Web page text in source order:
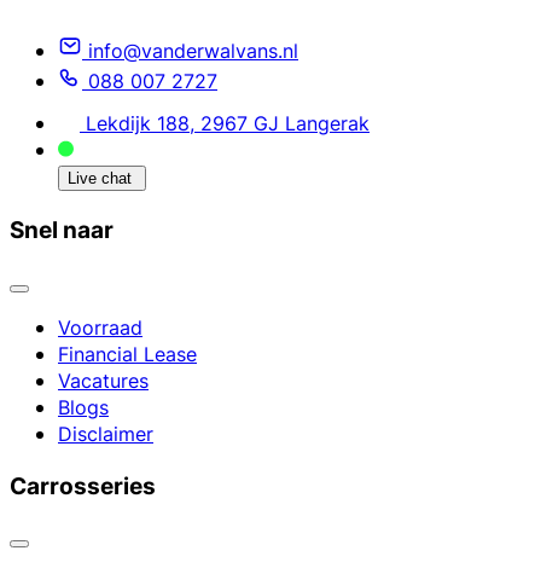
info@vanderwalvans.nl
088 007 2727
Lekdijk 188, 2967 GJ Langerak
Live chat
Snel naar
Voorraad
Financial Lease
Vacatures
Blogs
Disclaimer
Carrosseries